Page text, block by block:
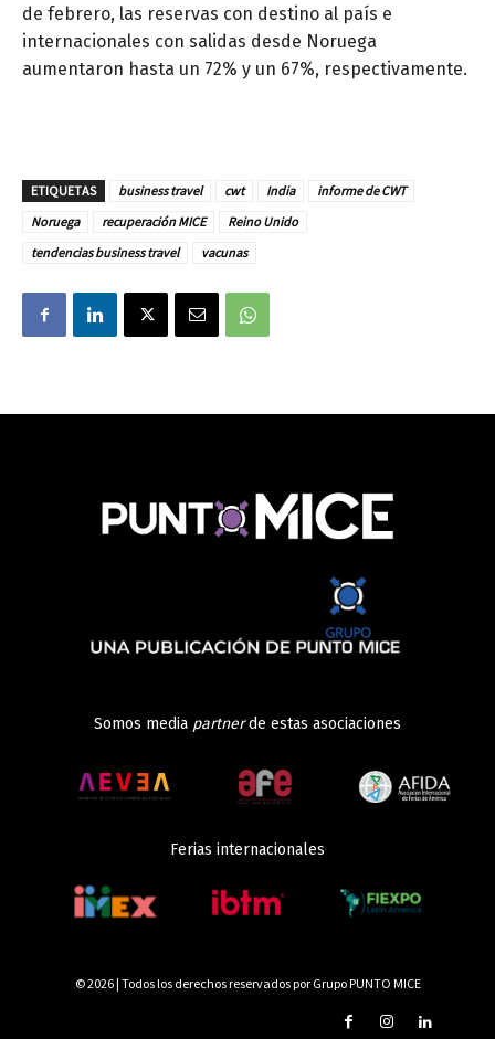
de febrero, las reservas con destino al país e
internacionales con salidas desde Noruega
aumentaron hasta un 72% y un 67%, respectivamente.
ETIQUETAS business travel cwt India
informe de CWT
Noruega
recuperación MICE
Reino Unido
tendencias business travel
vacunas
Somos media partnerde estas asociaciones
Ferias internacionales
© 2026 | Todos los derechos reservados por Grupo PUNTO MICE